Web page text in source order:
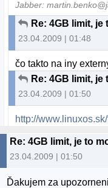
Jabber:
Re: 4GB limit, je
23.04.2009 | 01:48
čo takto na iny
Re: 4GB limit, je
23.04.2009 | 01:50
http://
Re: 4GB limit, je to
23.04.2009 | 01:50
Ďakujem za